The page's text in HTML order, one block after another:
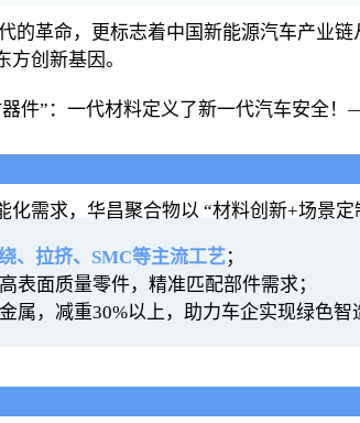
的革命，更标志着中国新能源汽车产业
创新基因。
件”：一代材料定义了新一代汽车安全
化需求，华昌聚合物以 “材料创新+场景
、拉挤、SMC等主流工艺；
表面质量零件，精准匹配部件需求；
属，减重30%以上，助力车企实现绿色智